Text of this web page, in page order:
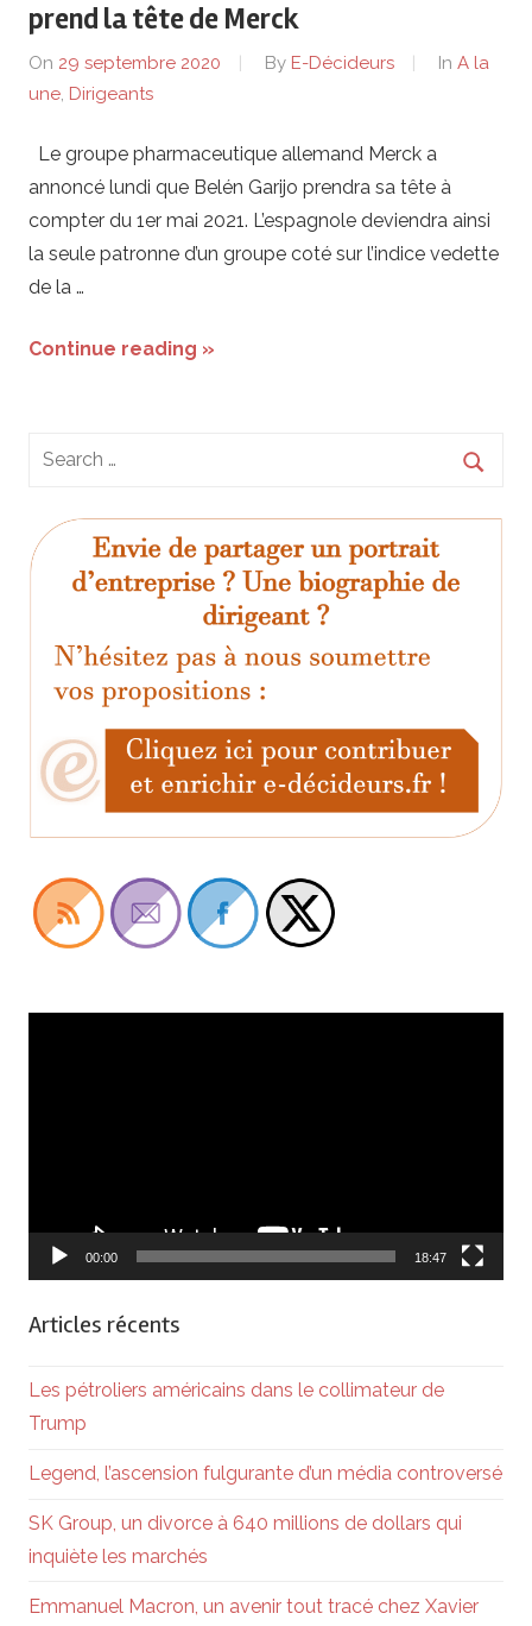
prend la tête de Merck
On 29 septembre 2020 By E-Décideurs In A la
une, Dirigeants
Le groupe pharmaceutique allemand Merck a
annoncé lundi que Belén Garijo prendra sa tête à
compter du 1er mai 2021. L’espagnole deviendra ainsi
la seule patronne d’un groupe coté sur l’indice vedette
de la …
Continue reading »
00:00 18:47
Articles récents
Les pétroliers américains dans le collimateur de
Trump
Legend, l’ascension fulgurante d’un média controversé
SK Group, un divorce à 640 millions de dollars qui
inquiète les marchés
Emmanuel Macron, un avenir tout tracé chez Xavier